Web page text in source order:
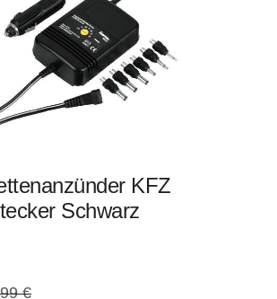
KFZ
Schwarz
€